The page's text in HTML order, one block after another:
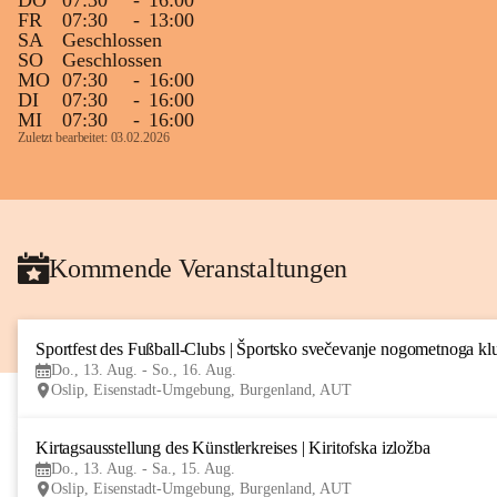
FR
07:30 - 13:00
SA
Geschlossen
SO
Geschlossen
MO 07:30 - 16:00
DI
07:30 - 16:00
MI
07:30 - 16:00
Zuletzt bearbeitet: 03.02.2026
Kommende Veranstaltungen
Sportfest des Fußball-Clubs | Športsko svečevanje nogometnoga
Do., 13. Aug. - So., 16. Aug.
Oslip, Eisenstadt-Umgebung, Burgenland, AUT
Kirtagsausstellung des Künstlerkreises | Kiritofska izložba
Do., 13. Aug. - Sa., 15. Aug.
Oslip, Eisenstadt-Umgebung, Burgenland, AUT